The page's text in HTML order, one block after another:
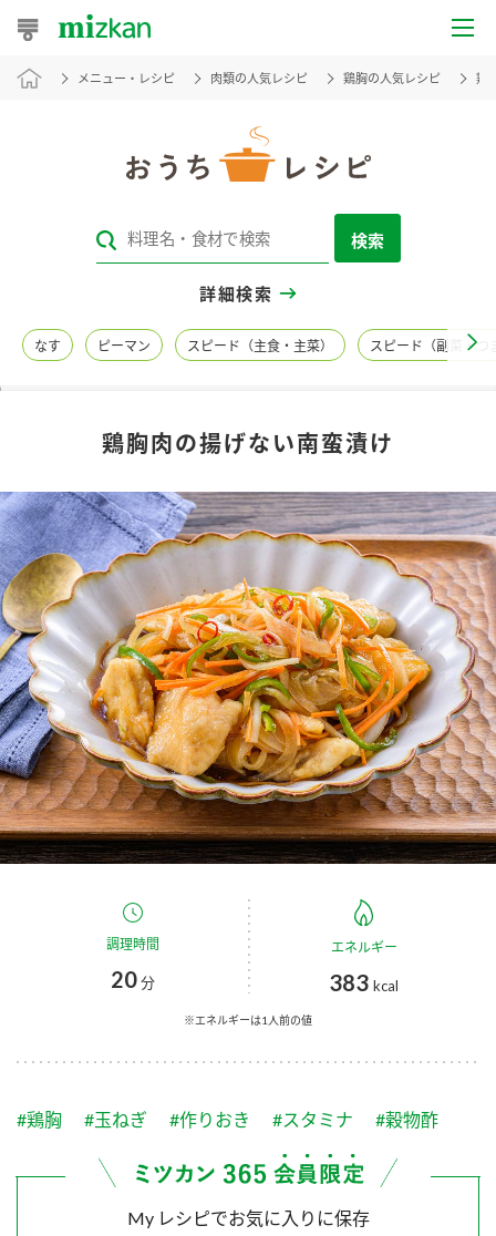
おうちレシピ
レシピカテゴリ一覧
レシピ名特集
商品情報
商品カテゴリ
酢 調味酢
お酢ドリンク ぽん酢
みりん風・料理酒 鍋用調味料
つゆ たれ
スープ 中華
ふりかけ おすしの素
炊き込みご飯の素 米飯用調味液
新商品一覧
キャンペーン情報
ブランド・スペシャルサイト
ブランド・スペシャルサイト トップ
商品ブランドサイト
Fibee（ファイビー）
くらしプラ酢
お酢ドリンク
つゆ
PIN印
企業情報
国内事業概要
企業理念
ミツカンの歴史
ミツカンを知る
環境への取り組み
ZENB initiative
メニュー・レシピ 肉類の人気レシピ 鶏胸の人気レシピ 鶏
検索
詳細検索
なす ピーマン スピード（主食・主菜） スピード（副菜・つ
鶏胸肉の揚げない南蛮漬け
調理時間
20分
エネルギー
383 kcal
※エネルギーは1人前の値
#鶏胸 #玉ねぎ #作りおき #スタミナ #穀物酢
My レシピでお気に入りに保存